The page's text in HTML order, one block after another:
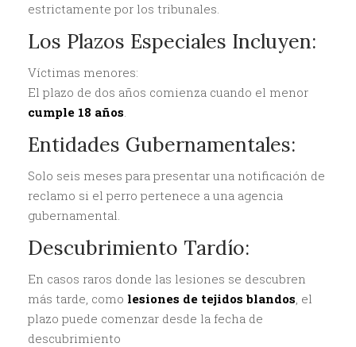
estrictamente por los tribunales.
Los Plazos Especiales Incluyen:
Víctimas menores:
El plazo de dos años comienza cuando el menor
cumple 18 años.
Entidades Gubernamentales:
Solo seis meses para presentar una notificación de
reclamo si el perro pertenece a una agencia
gubernamental.
Descubrimiento Tardío:
En casos raros donde las lesiones se descubren
más tarde, como lesiones de tejidos blandos, el
plazo puede comenzar desde la fecha de
descubrimiento